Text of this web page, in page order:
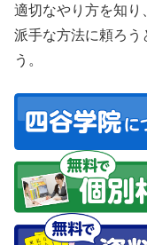
適切なやり方を知り
派手な方法に頼ろう
う。